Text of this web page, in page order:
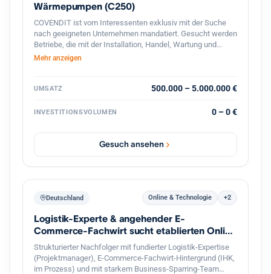
Wärmepumpen (C250)
COVENDIT ist vom Interessenten exklusiv mit der Suche
nach geeigneten Unternehmen mandatiert. Gesucht werden
Betriebe, die mit der Installation, Handel, Wartung und
Verkauf von Solar- / PV-Anlagen, PV-Module, Speicher,
Installation, Betrieb, Wartung und Verkauf von Solar- / PV-
Brandenburg, Sachsen, Bayern, Baden-Württemberg,
Mitarbeiter: 5-50 Umsatz: 0,5-5 MEUR Beteiligung: 60% aber
flexibel, partnerschaftlich Management: Altgesellschafter
gerne weiter aktiv
Mehr anzeigen
UMSATZ 500.000 – 5.000.000 €
INVESTITIONSVOLUMEN 0 – 0 €
Gesuch ansehen
Deutschland Online & Technologie +2
Logistik-Experte & angehender E-
Commerce-Fachwirt sucht etablierten Online
Shop
Strukturierter Nachfolger mit fundierter Logistik-Expertise
(Projektmanager), E-Commerce-Fachwirt-Hintergrund (IHK,
im Prozess) und mit starkem Business-Sparring-Team